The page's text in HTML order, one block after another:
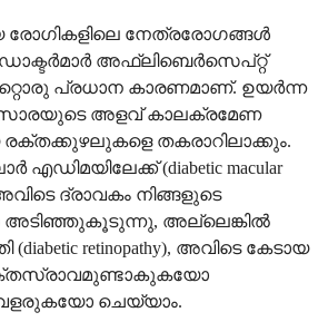
രോഗികളിലെ നേത്രരോഗങ്ങൾ
ഡോക്ടർമാർ അഫ്‌ലിബെർസെപ്റ്റ്
മറ്റൊരു പ്രധാന കാരണമാണ്. ഉയർന്ന
അളവ് കാലക്രമേണ
രക്തക്കുഴലുകളെ തകരാറിലാക്കും.
എഡിമയിലേക്ക് (diabetic macular
ദ്രാവകം നിങ്ങളുടെ
അടിഞ്ഞുകൂടുന്നു, അല്ലെങ്കിൽ
(diabetic retinopathy), അവിടെ കേടായ
ചെയ്യാം.